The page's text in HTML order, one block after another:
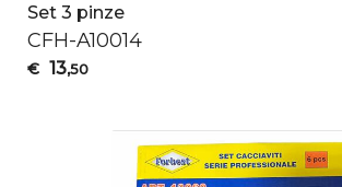
Set 3 pinze
CFH-A10014
€ 13,50